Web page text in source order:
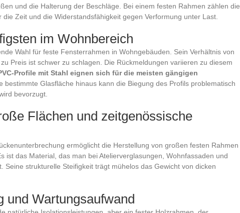
und die Halterung der Beschläge. Bei einem festen Rahmen zählen die
Zeit und die Widerstandsfähigkeit gegen Verformung unter Last.
im Wohnbereich
Wahl für feste Fensterrahmen in Wohngebäuden. Sein Verhältnis von
Preis ist schwer zu schlagen. Die Rückmeldungen variieren zu diesem
Profile mit Stahl eignen sich für die meisten gängigen
bestimmte Glasfläche hinaus kann die Biegung des Profils problematisch
bevorzugt.
Flächen und zeitgenössische
ermöglicht die Herstellung von großen festen Rahmen
ist das Material, das man bei Atelierverglasungen, Wohnfassaden und
Seine strukturelle Steifigkeit trägt mühelos das Gewicht von dicken
und Wartungsaufwand